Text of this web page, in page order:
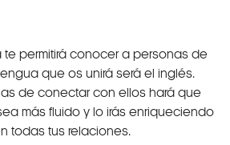
te permitirá conocer a personas de
que os unirá será el inglés.
de conectar con ellos hará que
más fluido y lo irás enriqueciendo
todas tus relaciones.